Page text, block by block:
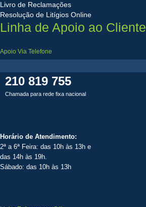
Livro de Reclamações
Resolução de Litígios Online
Linha de Apoio ao Cliente
Apoio Via Telefone
210 819 755
Chamada para rede fixa nacional
Horário de Atendimento:
2ª a 6ª Feira: das 10h às 13h e
das 14h às 19h.
Sábado: das 10h às 13h